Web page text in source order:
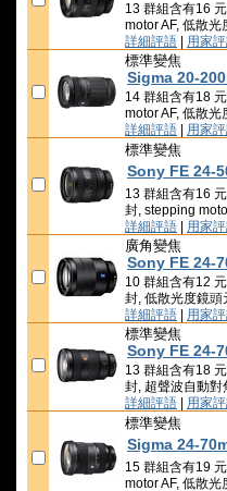
13 群組含有16
motor AF, 低散光
詳細評語 用家
標準變焦
Sigma 20-
14 群組含有18
motor AF, 低散光
詳細評語 用家
標準變焦
Sony FE 24-
13 群組含有16
封, stepping
詳細評語 用家
廣角變焦
Sony FE 24-
10 群組含有12
封, 低散光度鏡頭
詳細評語 用家
標準變焦
Sony FE 24-
13 群組含有18
封, 超聲波自動
詳細評語 用家
標準變焦
Sigma 24-
15 群組含有19
motor AF, 低散光